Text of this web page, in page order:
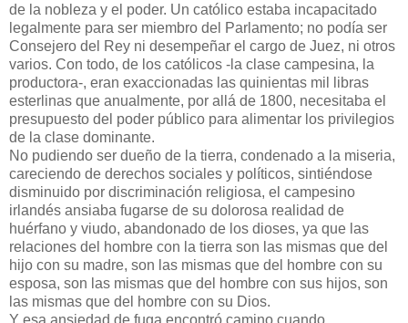
de la nobleza y el poder. Un católico estaba incapacitado
legalmente para ser miembro del Parlamento; no podía ser
Consejero del Rey ni desempeñar el cargo de Juez, ni otros
varios. Con todo, de los católicos -la clase campesina, la
productora-, eran exaccionadas las quinientas mil libras
esterlinas que anualmente, por allá de 1800, necesitaba el
presupuesto del poder público para alimentar los privilegios
de la clase dominante.
No pudiendo ser dueño de la tierra, condenado a la miseria,
careciendo de derechos sociales y políticos, sintiéndose
disminuido por discriminación religiosa, el campesino
irlandés ansiaba fugarse de su dolorosa realidad de
huérfano y viudo, abandonado de los dioses, ya que las
relaciones del hombre con la tierra son las mismas que del
hijo con su madre, son las mismas que del hombre con su
esposa, son las mismas que del hombre con sus hijos, son
las mismas que del hombre con su Dios.
Y esa ansiedad de fuga encontró camino cuando